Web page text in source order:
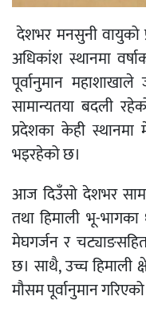
देशभर मनसुनी वायुको
अधिकांश स्थानमा
पूर्वानुमान
सामान्यतया बदली
प्रदेशका केही स्थानमा
भइरहेको छ।
आज दिउँसो देशभर
तथा हिमाली भू-
मेघगर्जन र
छ। साथै, उच्च हिमाली
मौसम पूर्वानुमान